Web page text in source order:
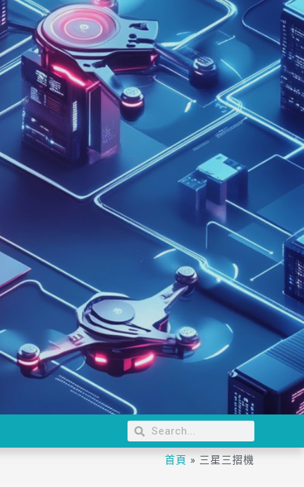
首頁 » 三星三摺機